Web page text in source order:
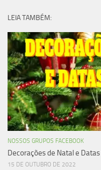
LEIA TAMBÉM:
NOSSOS GRUPOS FACEBOOK
Decorações de Natal e
15 DE OUTUBRO DE 2022